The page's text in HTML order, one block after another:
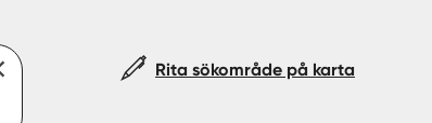
Rita sökområde på karta